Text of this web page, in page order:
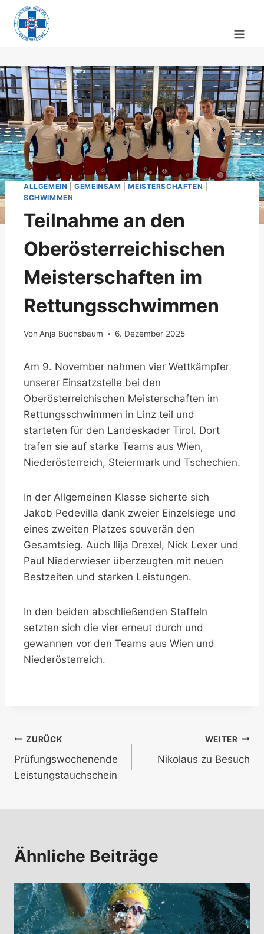
Zum
Inhalt
springen
ALLGEMEIN |GEMEINSAM |MEISTERSCHAFTEN
SCHWIMMEN
Teilnahme an den
Oberösterreichischen
Meisterschaften im
Rettungsschwimmen
Von Anja Buchsbaum 6. Dezember 2025
Am 9. November nahmen vier Wettkämpfer
unserer Einsatzstelle bei den
Oberösterreichischen Meisterschaften im
Rettungsschwimmen in Linz teil und
starteten für den Landeskader Tirol. Dort
trafen sie auf starke Teams aus Wien,
Niederösterreich, Steiermark und Tschechien.
In der Allgemeinen Klasse sicherte sich
Jakob Pedevilla dank zweier Einzelsiege und
eines zweiten Platzes souverän den
Gesamtsieg. Auch Ilija Drexel, Nick Lexer und
Paul Niederwieser überzeugten mit neuen
Bestzeiten und starken Leistungen.
In den beiden abschließenden Staffeln
setzten sich die vier erneut durch und
gewannen vor den Teams aus Wien und
Niederösterreich.
Beitragsnavigation
ZURÜCK
Prüfungswochenende
Leistungstauchschein
WEITER
Nikolaus zu Besuch
Ähnliche Beiträge